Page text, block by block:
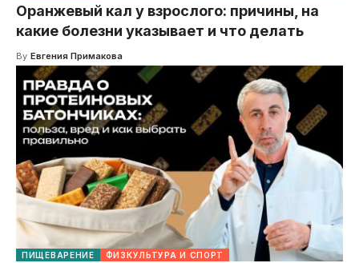
Оранжевый кал у взрослого: причины, на
какие болезни указывает и что делать
By Евгения Примакова
ПИЩЕВАРЕНИЕ ФИЗКУЛЬТУРА И СПОРТ